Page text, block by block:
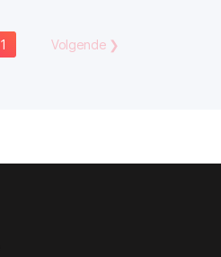
1 Volgende❯